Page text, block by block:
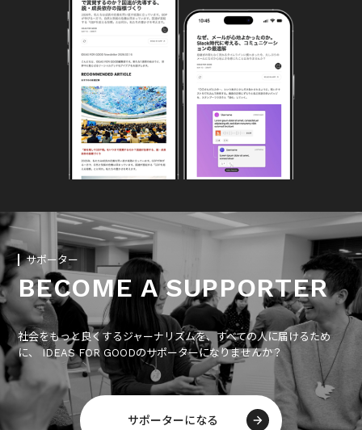
サポーター
BECOME A SUPPORTER
社会をもっと良くするジャーナリズムを、すべての人に届けるため
に、 IDEAS FOR GOODのサポーターになりませんか？
サポーターになる